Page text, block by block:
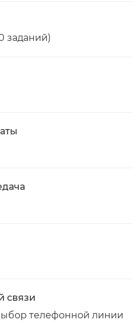
заданий)
связи
телефонной линии